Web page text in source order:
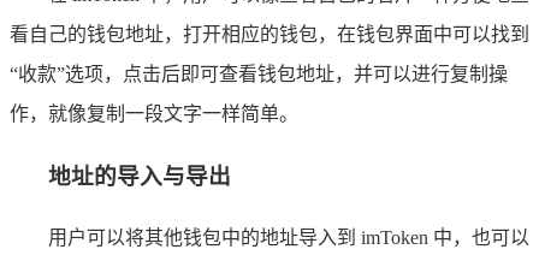
看自己的钱包地址，打开相应的钱包，在钱包界面中可以找到
“收款”选项，点击后即可查看钱包地址，并可以进行复制操
作，就像复制一段文字一样简单。
地址的导入与导出
用户可以将其他钱包中的地址导入到 imToken 中，也可以